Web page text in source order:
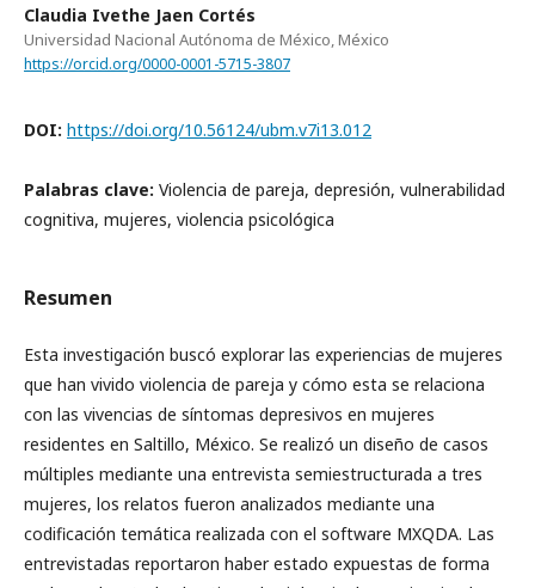
Claudia Ivethe Jaen Cortés
Universidad Nacional Autónoma de México, México
https://orcid.org/0000-0001-5715-3807
DOI: https://doi.org/10.56124/ubm.v7i13.012
Palabras clave: Violencia de pareja, depresión, vulnerabilidad
cognitiva, mujeres, violencia psicológica
Resumen
Esta investigación buscó explorar las experiencias de mujeres
que han vivido violencia de pareja y cómo esta se relaciona
con las vivencias de síntomas depresivos en mujeres
residentes en Saltillo, México. Se realizó un diseño de casos
múltiples mediante una entrevista semiestructurada a tres
mujeres, los relatos fueron analizados mediante una
codificación temática realizada con el software MXQDA. Las
entrevistadas reportaron haber estado expuestas de forma